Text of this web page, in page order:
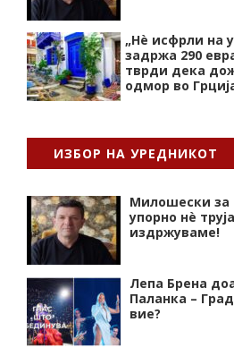
„Нѐ исфрли на
задржа 290
тврди дека
одмор во
ИЗБОР НА УРЕДНИКОТ
Милошески за
упорно нѐ
издржуваме!
Лепа Брена
Паланка –
вие?